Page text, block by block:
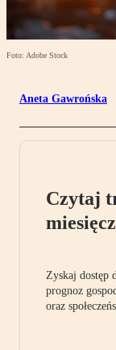
Foto: Adobe Stock
Aneta Gawrońska
Czytaj
Zyskaj dostęp
prognoz
oraz